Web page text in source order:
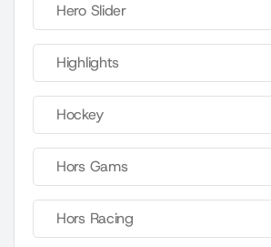
Hero Slider
Highlights
Hockey
Hors Gams
Hors Racing